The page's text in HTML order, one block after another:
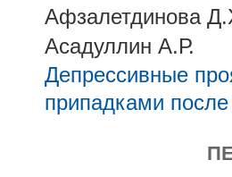
Афзалетдинова
Асадуллин А.Р.
Депрессивные
припадками